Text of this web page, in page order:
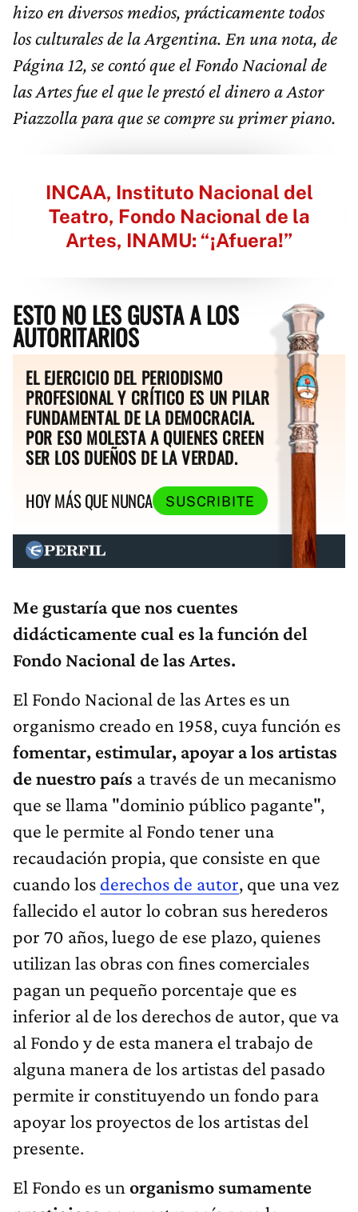
hizo en diversos medios, prácticamente todos
los culturales de la Argentina. En una nota, de
Página 12, se contó que el Fondo Nacional de
las Artes fue el que le prestó el dinero a Astor
Piazzolla para que se compre su primer piano.
INCAA, Instituto Nacional del
Teatro, Fondo Nacional de la
Artes, INAMU: “¡Afuera!”
ESTO NO LES GUSTA A LOS
AUTORITARIOS
EL EJERCICIO DEL PERIODISMO
PROFESIONAL Y CRÍTICO ES UN PILAR
FUNDAMENTAL DE LA DEMOCRACIA.
POR ESO MOLESTA A QUIENES CREEN
SER LOS DUEÑOS DE LA VERDAD.
HOY MÁS QUE NUNCA
SUSCRIBITE
Me gustaría que nos cuentes
didácticamente cual es la función del
Fondo Nacional de las Artes.
El Fondo Nacional de las Artes es un
organismo creado en 1958, cuya función es
fomentar, estimular, apoyar a los artistas
de nuestro país a través de un mecanismo
que se llama "dominio público pagante",
que le permite al Fondo tener una
recaudación propia, que consiste en que
cuando los derechos de autor, que una vez
fallecido el autor lo cobran sus herederos
por 70 años, luego de ese plazo, quienes
utilizan las obras con fines comerciales
pagan un pequeño porcentaje que es
inferior al de los derechos de autor, que va
al Fondo y de esta manera el trabajo de
alguna manera de los artistas del pasado
permite ir constituyendo un fondo para
apoyar los proyectos de los artistas del
presente.
El Fondo es un organismo sumamente